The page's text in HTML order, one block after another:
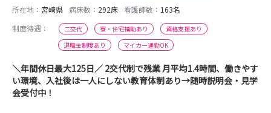
所在地： 宮崎県 病床数： 292床 看護師数： 163名
制度待遇：
二交代 寮・住宅補助あり
資格支援あり
退職金制度あり
マイカー通勤OK
＼年間休日最大125日／ 2交代制で残業 月平均1.4時間、働きやす
い環境、入社後は一人にしない教育体制あり→随時説明会・見学
会受付中！